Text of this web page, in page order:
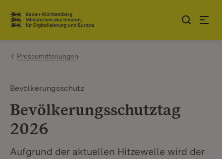
Zum Inhalt springen
Link zur Startseite
Pressemitteilungen
Bevölkerungsschutz
Bevölkerungsschutztag
2026
Aufgrund der aktuellen Hitzewelle wird der